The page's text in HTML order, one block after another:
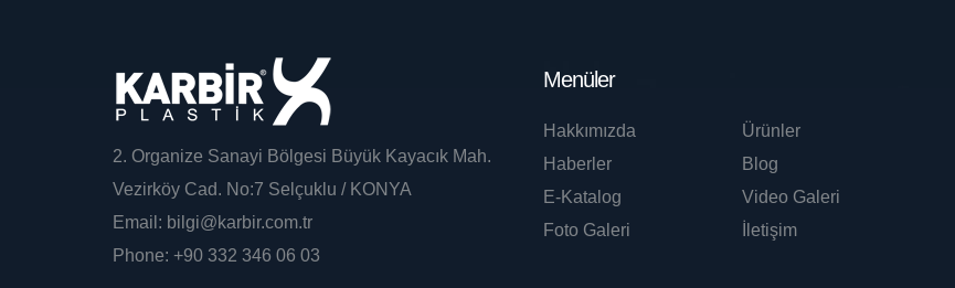
2. Organize Sanayi Bölgesi Büyük Kayacık Mah.
Vezirköy Cad. No:7 Selçuklu / KONYA
Email: bilgi@karbir.com.tr
Phone: +90 332 346 06 03
Menüler
Hakkımızda
Ürünler
Haberler
Blog
E-Katalog
Video Galeri
Foto Galeri
İletişim